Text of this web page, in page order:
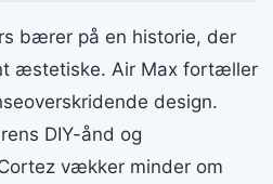
bærer på en historie, der
æstetiske. Air Max fortæller
design.
DIY-ånd og
vækker minder om